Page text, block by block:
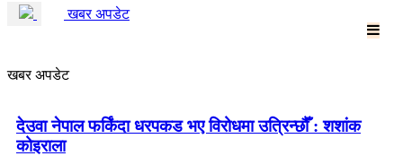
खबर अपडेट
खबर अपडेट
देउवा नेपाल फर्किंदा धरपकड भए विरोधमा उत्रिन्छौँ : शशांक
कोइराला